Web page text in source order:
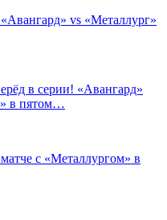
vs «Металлург»
в серии! «Авангард»
в пятом…
с «Металлургом» в